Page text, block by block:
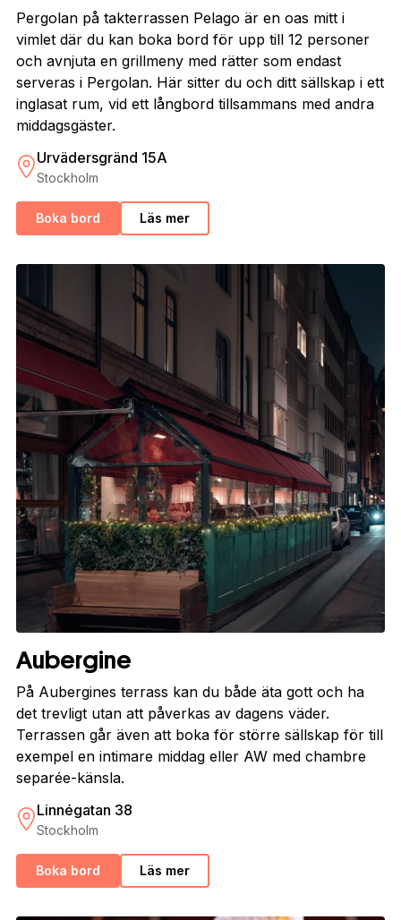
Pergolan på takterrassen Pelago är en oas mitt i
vimlet där du kan boka bord för upp till 12 personer
och avnjuta en grillmeny med rätter som endast
serveras i Pergolan. Här sitter du och ditt sällskap i ett
inglasat rum, vid ett långbord tillsammans med andra
middagsgäster.
Urvädersgränd 15A
Stockholm
Boka bord Läs mer
Aubergine
På Aubergines terrass kan du både äta gott och ha
det trevligt utan att påverkas av dagens väder.
Terrassen går även att boka för större sällskap för till
exempel en intimare middag eller AW med chambre
separée-känsla.
Linnégatan 38
Stockholm
Boka bord Läs mer